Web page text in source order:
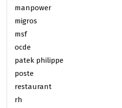
manpower
migros
msf
ocde
patek philippe
poste
restaurant
rh